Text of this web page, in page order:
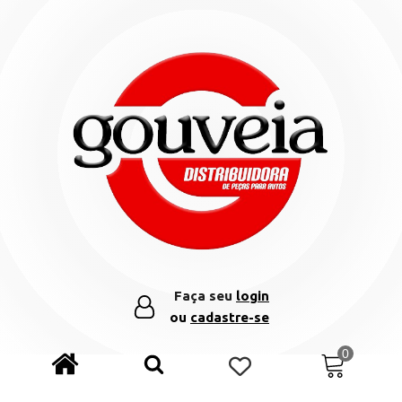
Faça seu login
ou cadastre-se